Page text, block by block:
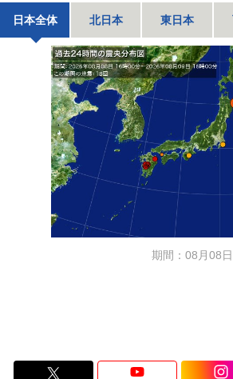
日本全体 北日本 東日本
期間：08月08